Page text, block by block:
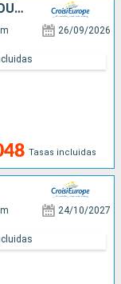
PETITS BIJOUX DES PAYS-BAS ; DÉCOUVREZ DES TRÉSORS CACHÉS AU CHARME UNIQUE
26/09/2026
Tasas incluidas
24/10/2027